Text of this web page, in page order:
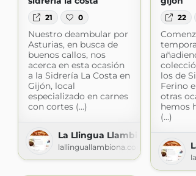
21 0
Nuestro deambular por
Asturias, en busca de
buenos callos, nos
acerca en esta ocasión
a la Sidrería La Costa en
Gijón, local
especializado en carnes
con cortes (...)
La Llingua Llambiona
lallinguallambiona.com
22
los de
Ferino
otras
hemos
(...)